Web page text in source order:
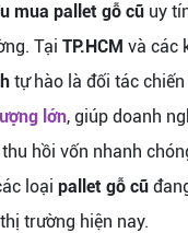
mua pallet gỗ cũ uy
Tại TP.HCM và các
tự hào là đối tác
lớn, giúp doanh
hồi vốn nhanh
loại pallet gỗ cũ
trường hiện nay.